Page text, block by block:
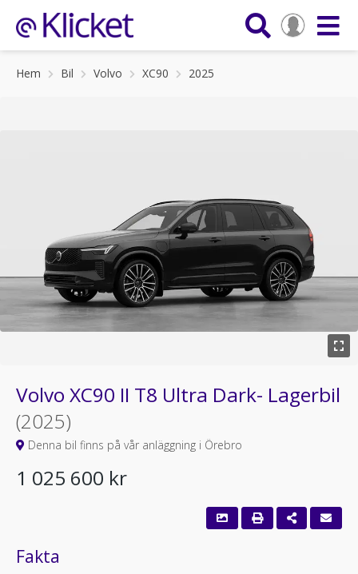
Hem Bil Volvo XC90 2025
Volvo XC90 II T8 Ultra Dark- Lagerbil
(2025)
Denna bil finns på vår anläggning i Örebro
1 025 600 kr
Fakta